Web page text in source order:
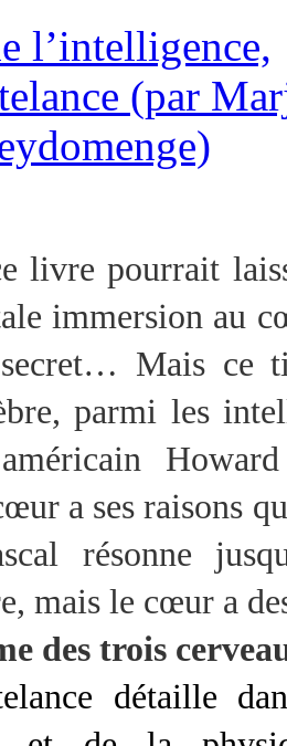
livre pourrait
immersion au
Mais ce
parmi les
a ses raisons
résonne
mais le cœur a
des trois
détaille